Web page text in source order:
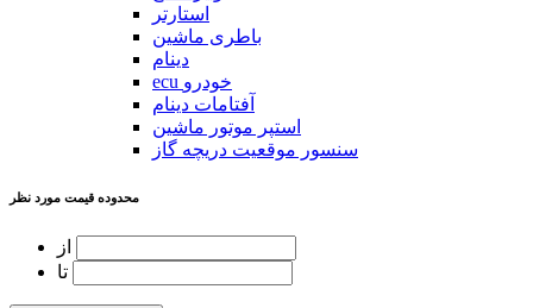
استارتر
باطری ماشین
دینام
ecu خودرو
آفتامات دینام
استپر موتور ماشین
سنسور موقعیت دریچه گاز
محدوده قیمت مورد نظر